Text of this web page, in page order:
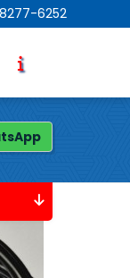
6252